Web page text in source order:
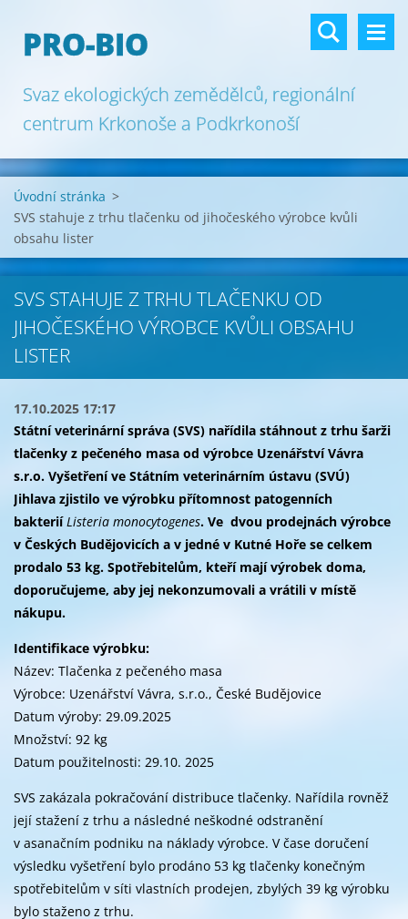
PRO-BIO
Svaz ekologických zemědělců, regionální
centrum Krkonoše a Podkrkonoší
Úvodní stránka >
SVS stahuje z trhu tlačenku od jihočeského výrobce kvůli
obsahu lister
SVS STAHUJE Z TRHU TLAČENKU OD
JIHOČESKÉHO VÝROBCE KVŮLI OBSAHU
LISTER
17.10.2025 17:17
Státní veterinární správa (SVS) nařídila stáhnout z trhu šarži
tlačenky z pečeného masa od výrobce Uzenářství Vávra
s.r.o. Vyšetření ve Státním veterinárním ústavu (SVÚ)
Jihlava zjistilo ve výrobku přítomnost patogenních
bakteriíListeria monocytogenes. Ve dvou prodejnách výrobce
v Českých Budějovicích a v jedné v Kutné Hoře se celkem
prodalo 53 kg. Spotřebitelům, kteří mají výrobek doma,
doporučujeme, aby jej nekonzumovali a vrátili v místě
nákupu.
Identifikace výrobku:
Název: Tlačenka z pečeného masa
Výrobce: Uzenářství Vávra, s.r.o., České Budějovice
Datum výroby: 29.09.2025
Množství: 92 kg
Datum použitelnosti: 29.10. 2025
SVS zakázala pokračování distribuce tlačenky. Nařídila rovněž
její stažení z trhu a následné neškodné odstranění
v asanačním podniku na náklady výrobce. V čase doručení
výsledku vyšetření bylo prodáno 53 kg tlačenky konečným
spotřebitelům v síti vlastních prodejen, zbylých 39 kg výrobku
bylo staženo z trhu.